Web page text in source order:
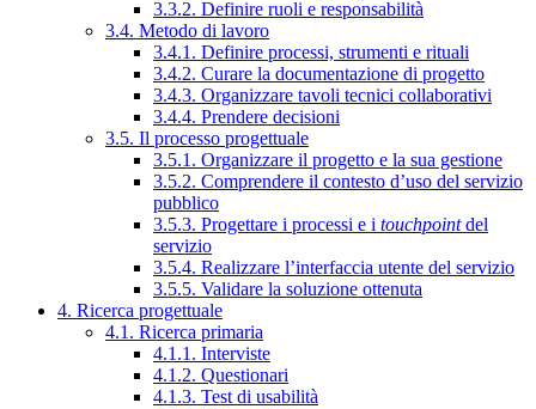
3.3.2. Definire ruoli e responsabilità
3.4. Metodo di lavoro
3.4.1. Definire processi, strumenti e rituali
3.4.2. Curare la documentazione di progetto
3.4.3. Organizzare tavoli tecnici collaborativi
3.4.4. Prendere decisioni
3.5. Il processo progettuale
3.5.1. Organizzare il progetto e la sua gestione
3.5.2. Comprendere il contesto d’uso del servizio
pubblico
3.5.3. Progettare i processi e i touchpointdel
servizio
3.5.4. Realizzare l’interfaccia utente del servizio
3.5.5. Validare la soluzione ottenuta
4. Ricerca progettuale
4.1. Ricerca primaria
4.1.1. Interviste
4.1.2. Questionari
4.1.3. Test di usabilità